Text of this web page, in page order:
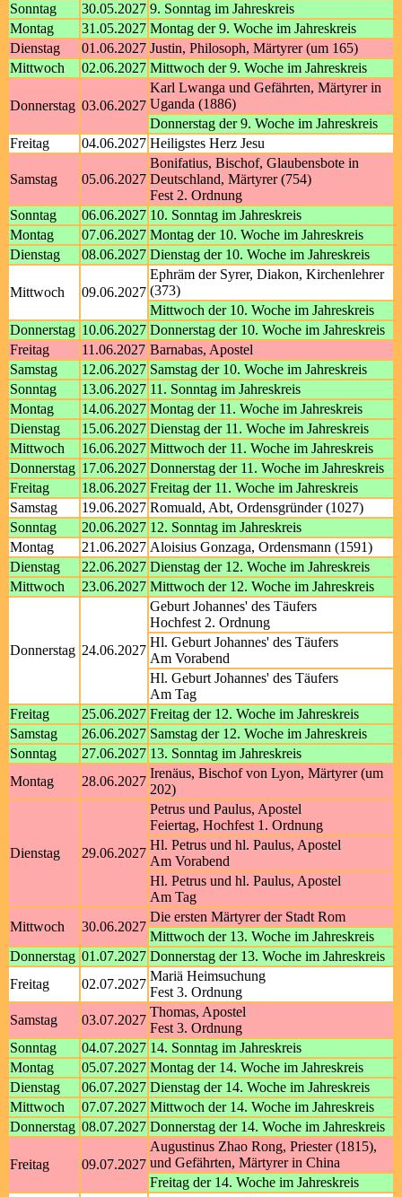
Sonntag
30.05.2027 9. Sonntag im Jahreskreis
Montag
31.05.2027 Montag der 9. Woche im Jahreskreis
Dienstag
01.06.2027 Justin, Philosoph, Märtyrer (um 165)
Mittwoch
02.06.2027 Mittwoch der 9. Woche im Jahreskreis
Donnerstag 03.06.2027
Karl Lwanga und Gefährten, Märtyrer in
Uganda (1886)
Donnerstag der 9. Woche im Jahreskreis
Freitag
04.06.2027 Heiligstes Herz Jesu
Samstag 05.06.2027
Bonifatius, Bischof, Glaubensbote in
Deutschland, Märtyrer (754)
Fest 2. Ordnung
Sonntag
06.06.2027 10. Sonntag im Jahreskreis
Montag
07.06.2027 Montag der 10. Woche im Jahreskreis
Dienstag
08.06.2027 Dienstag der 10. Woche im Jahreskreis
Mittwoch 09.06.2027
Ephräm der Syrer, Diakon, Kirchenlehrer
(373)
Mittwoch der 10. Woche im Jahreskreis
Donnerstag 10.06.2027 Donnerstag der 10. Woche im Jahreskreis
Freitag
11.06.2027 Barnabas, Apostel
Samstag
12.06.2027 Samstag der 10. Woche im Jahreskreis
Sonntag
13.06.2027 11. Sonntag im Jahreskreis
Montag
14.06.2027 Montag der 11. Woche im Jahreskreis
Dienstag
15.06.2027 Dienstag der 11. Woche im Jahreskreis
Mittwoch
16.06.2027 Mittwoch der 11. Woche im Jahreskreis
Donnerstag 17.06.2027 Donnerstag der 11. Woche im Jahreskreis
Freitag
18.06.2027 Freitag der 11. Woche im Jahreskreis
Samstag
19.06.2027 Romuald, Abt, Ordensgründer (1027)
Sonntag
20.06.2027 12. Sonntag im Jahreskreis
Montag
21.06.2027 Aloisius Gonzaga, Ordensmann (1591)
Dienstag
22.06.2027 Dienstag der 12. Woche im Jahreskreis
Mittwoch
23.06.2027 Mittwoch der 12. Woche im Jahreskreis
Donnerstag 24.06.2027
Geburt Johannes' des Täufers
Hochfest 2. Ordnung
Hl. Geburt Johannes' des Täufers
Am Vorabend
Hl. Geburt Johannes' des Täufers
Am Tag
Freitag
25.06.2027 Freitag der 12. Woche im Jahreskreis
Samstag
26.06.2027 Samstag der 12. Woche im Jahreskreis
Sonntag
27.06.2027 13. Sonntag im Jahreskreis
Montag
28.06.2027
Irenäus, Bischof von Lyon, Märtyrer (um
202)
Dienstag 29.06.2027
Petrus und Paulus, Apostel
Feiertag, Hochfest 1. Ordnung
Hl. Petrus und hl. Paulus, Apostel
Am Vorabend
Hl. Petrus und hl. Paulus, Apostel
Am Tag
Mittwoch
30.06.2027
Die ersten Märtyrer der Stadt Rom
Mittwoch der 13. Woche im Jahreskreis
Donnerstag 01.07.2027 Donnerstag der 13. Woche im Jahreskreis
Freitag
02.07.2027
Mariä Heimsuchung
Fest 3. Ordnung
Samstag
03.07.2027
Thomas, Apostel
Fest 3. Ordnung
Sonntag
04.07.2027 14. Sonntag im Jahreskreis
Montag
05.07.2027 Montag der 14. Woche im Jahreskreis
Dienstag
06.07.2027 Dienstag der 14. Woche im Jahreskreis
Mittwoch
07.07.2027 Mittwoch der 14. Woche im Jahreskreis
Donnerstag 08.07.2027 Donnerstag der 14. Woche im Jahreskreis
Freitag 09.07.2027
Augustinus Zhao Rong, Priester (1815),
und Gefährten, Märtyrer in China
Freitag der 14. Woche im Jahreskreis